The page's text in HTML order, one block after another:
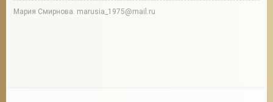
Мария Смирнова. marusia_1975@mail.ru